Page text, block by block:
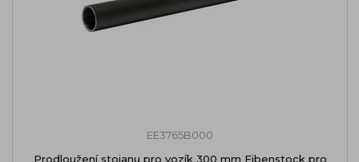
EE3765B000
Prodloužení stojanu pro vozík 300 mm Eibenstock pro